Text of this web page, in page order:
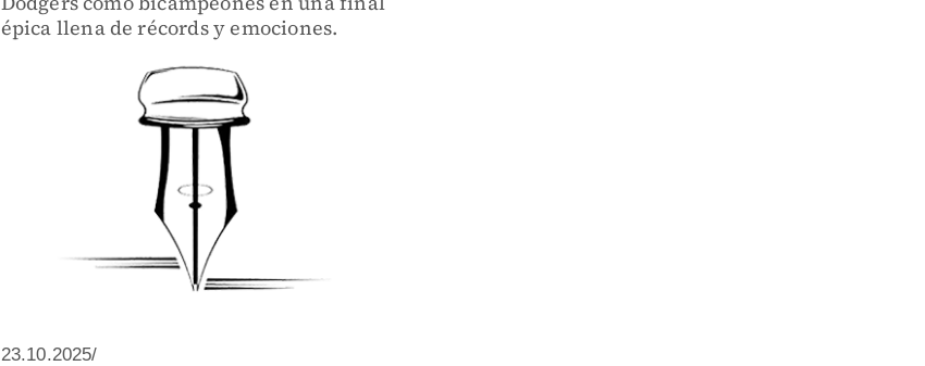
épica llena de récords y emociones.
23.10.2025/